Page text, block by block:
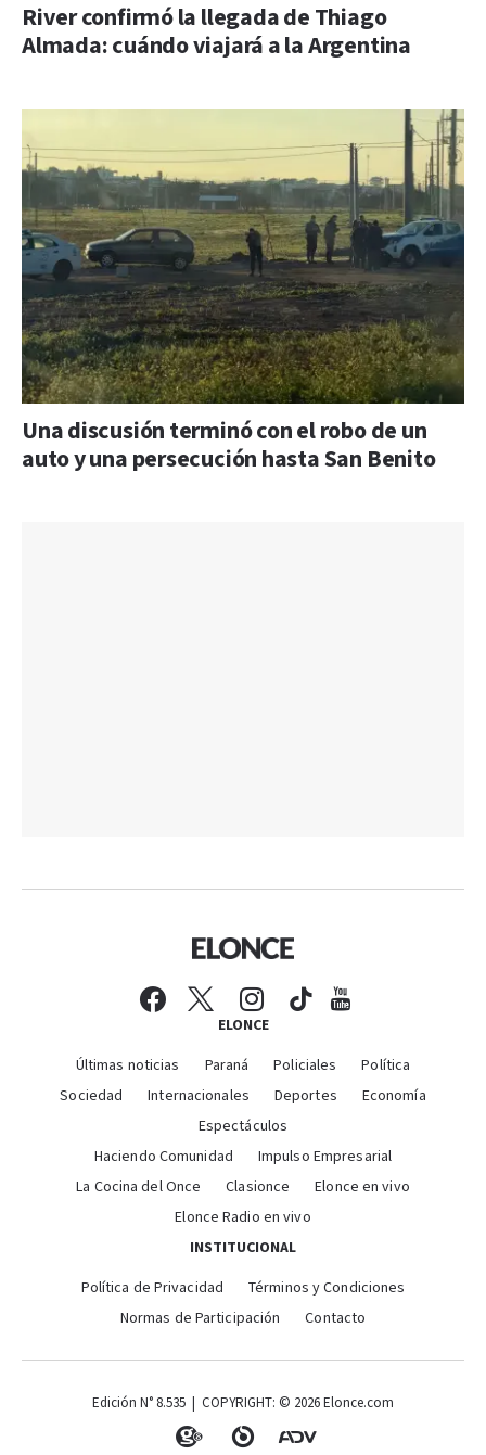
River confirmó la llegada de Thiago
Almada: cuándo viajará a la Argentina
Una discusión terminó con el robo de un
auto y una persecución hasta San Benito
ELONCE
Últimas noticias Paraná Policiales
Política
Sociedad
Internacionales Deportes
Economía
Espectáculos
Haciendo Comunidad
Impulso Empresarial
La Cocina del Once
Clasionce
Elonce en vivo
Elonce Radio en vivo
INSTITUCIONAL
Política de Privacidad
Términos y Condiciones
Normas de Participación
Contacto
Edición N° 8.535 | COPYRIGHT: © 2026 Elonce.com